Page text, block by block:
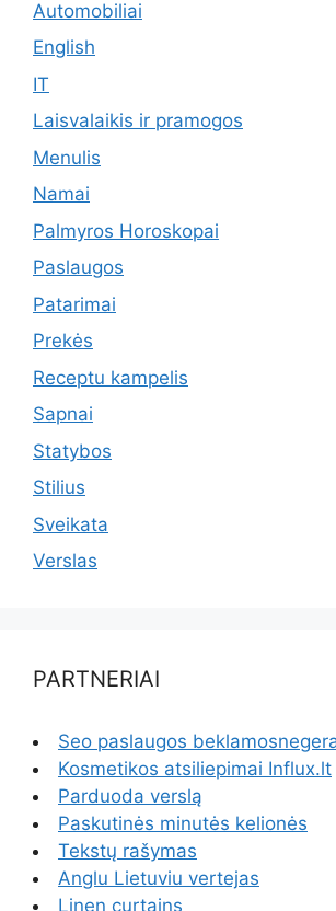
Automobiliai
English
IT
Laisvalaikis ir pramogos
Menulis
Namai
Palmyros Horoskopai
Paslaugos
Patarimai
Prekės
Receptu kampelis
Sapnai
Statybos
Stilius
Sveikata
Verslas
PARTNERIAI
Seo paslaugos
Kosmetikos atsiliepimai Influx.lt
Parduoda verslą
Paskutinės minutės kelionės
Tekstų rašymas
Anglu Lietuviu vertejas
Linen curtains